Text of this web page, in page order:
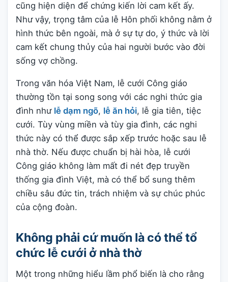
cũng hiện diện để chứng kiến lời cam kết ấy.
Như vậy, trọng tâm của lễ Hôn phối không nằm ở
hình thức bên ngoài, mà ở sự tự do, ý thức và lời
cam kết chung thủy của hai người bước vào đời
sống vợ chồng.
Trong văn hóa Việt Nam, lễ cưới Công giáo
thường tồn tại song song với các nghi thức gia
đình như lễ dạm ngõ, lễ ăn hỏi, lễ gia tiên, tiệc
cưới. Tùy vùng miền và tùy gia đình, các nghi
thức này có thể được sắp xếp trước hoặc sau lễ
nhà thờ. Nếu được chuẩn bị hài hòa, lễ cưới
Công giáo không làm mất đi nét đẹp truyền
thống gia đình Việt, mà có thể bổ sung thêm
chiều sâu đức tin, trách nhiệm và sự chúc phúc
của cộng đoàn.
Không phải cứ muốn là có thể tổ
chức lễ cưới ở nhà thờ
Một trong những hiểu lầm phổ biến là cho rằng